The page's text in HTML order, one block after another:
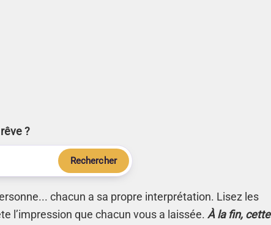
?
Rechercher
chacun a sa propre interprétation. Lisez les
l’impression que chacun vous a laissée. À la fin, cette